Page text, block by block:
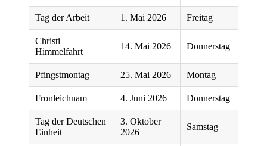
Tag der Arbeit 1. Mai 2026 Freitag
Christi
Himmelfahrt
14. Mai 2026 Donnerstag
Pfingstmontag 25. Mai 2026 Montag
Fronleichnam 4. Juni 2026 Donnerstag
Tag der Deutschen
Einheit
3. Oktober
2026
Samstag